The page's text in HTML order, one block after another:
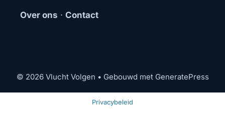
Over ons · Contact
© 2026 Vlucht Volgen • Gebouwd met GeneratePress
Privacybeleid